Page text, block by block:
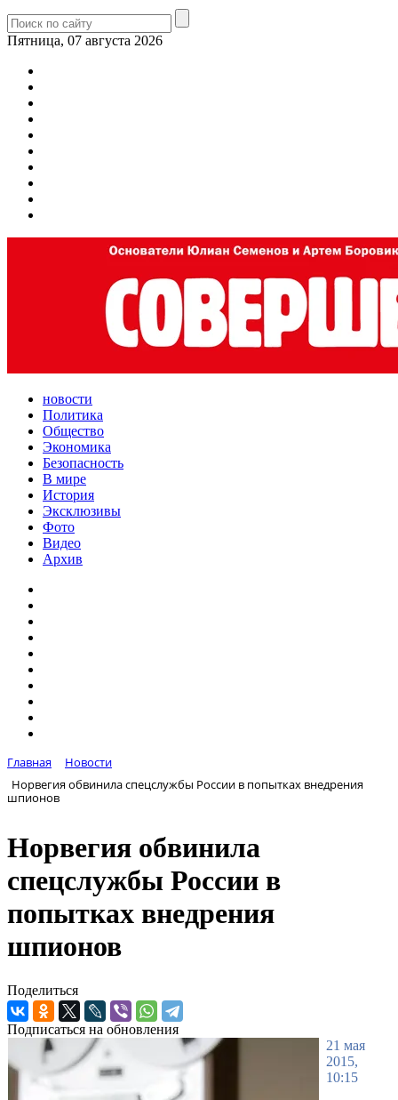
Пятница, 07 августа 2026
новости
Политика
Общество
Экономика
Безопасность
В мире
История
Эксклюзивы
Фото
Видео
Архив
Главная
Новости
Норвегия обвинила спецслужбы России в попытках внедрения
шпионов
Норвегия обвинила
спецслужбы России в
попытках внедрения
шпионов
Поделиться
Подписаться на обновления
21 мая
2015,
10:15